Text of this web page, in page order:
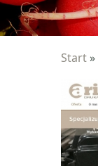
Start »